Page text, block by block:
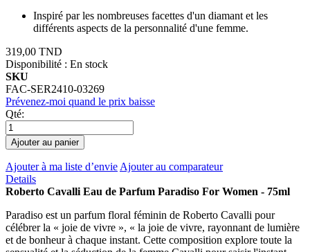
Inspiré par les nombreuses facettes d'un diamant et les
différents aspects de la personnalité d'une femme.
319,00 TND
Disponibilité : En stock
SKU
FAC-SER2410-03269
Prévenez-moi quand le prix baisse
Qté:
Ajouter au panier
Ajouter à ma liste d’envie Ajouter au comparateur
Details
Roberto Cavalli Eau de Parfum Paradiso For Women - 75ml
Paradiso est un parfum floral féminin de Roberto Cavalli pour
célébrer la « joie de vivre », « la joie de vivre, rayonnant de lumière
et de bonheur à chaque instant. Cette composition explore toute la